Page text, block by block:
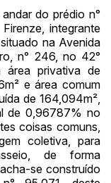
do prédio n°
integrante
na Avenida
n° 246, no 42°
área privativa de
e área comum
de 164,094m²,
de 0,96787% no
coisas comuns,
coletiva, para
de forma
se construído
Valor